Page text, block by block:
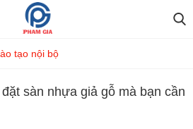
tạo nội bộ
sàn nhựa giả gỗ mà bạn cần